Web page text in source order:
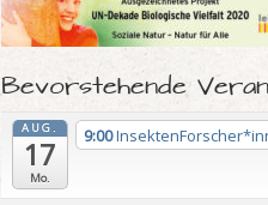
Bevorstehende
AUG.
17
Mo.
9:00